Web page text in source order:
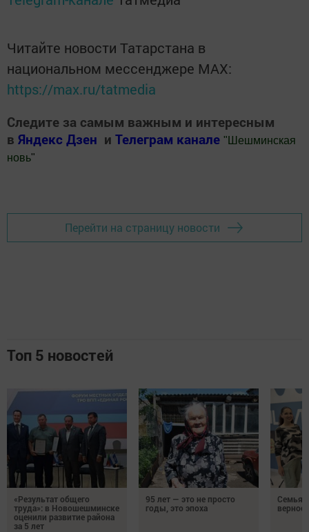
Читайте новости Татарстана в
национальном мессенджере MАХ:
https://max.ru/tatmedia
Следите за самым важным и интересным
в Яндекс Дзен и Телеграм канале " Шешминская
новь"
Перейти на страницу новости
Топ 5 новостей
«Результат общего
труда»: в Новошешминске
оценили развитие района
за 5 лет
95 лет — это не просто
годы, это эпоха
Семья